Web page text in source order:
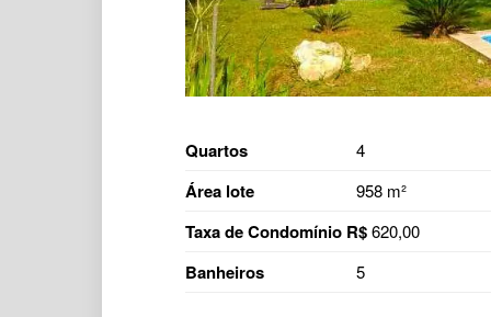
Quartos 4
Área lote 958 m²
Taxa de Condomínio R$ 620,00
Banheiros 5